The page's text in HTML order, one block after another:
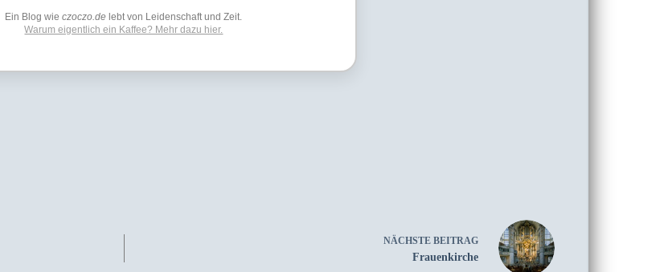
Ein Blog wieczoczo.de lebt von Leidenschaft und Zeit.
Warum eigentlich ein Kaffee? Mehr dazu hier.
NÄCHSTEBEITRAG
Frauenkirche